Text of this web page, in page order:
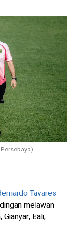
Tavares
melawan
Bali,